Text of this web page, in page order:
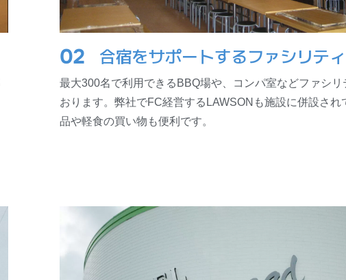
02 合宿をサポートするファシリティ
最大300名で利用できるBBQ場や、コンパ室などファシリ
おります。弊社でFC経営するLAWSONも施設に併設され
品や軽食の買い物も便利です。